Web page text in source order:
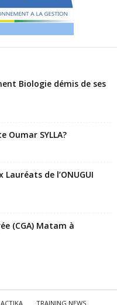
Biologie démis de ses
Oumar SYLLA?
Lauréats de l’ONUGUI
(CGA) Matam à
TRAINING NEWS